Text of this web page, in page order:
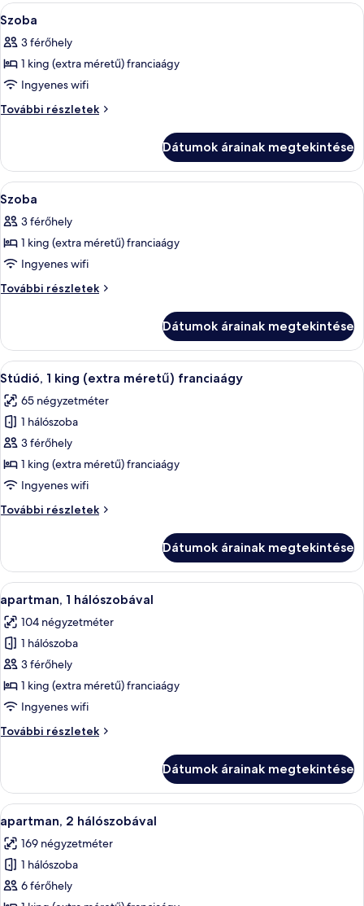
A
következő
szoba
összes
képének
megtekintése:
Egy modern előtér központi
1
Szoba
3 férőhely
1 king (extra méretű) franciaágy
Ingyenes wifi
További részletek
Szoba
Dátumok árainak megtekintése
A
következő
szoba
összes
képének
megtekintése:
Egy modern szállodaszoba,
5
Szoba
3 férőhely
1 king (extra méretű) franciaágy
Ingyenes wifi
További részletek
Szoba
Dátumok árainak megtekintése
A
következő
szoba
összes
képének
megtekintése:
Stúdió,
king
franciaágy
Egy szállodai szoba, amelyben egy
10
Stúdió, 1 king (extra méretű) franciaágy
65 négyzetméter
1 hálószoba
3 férőhely
1 king (extra méretű) franciaágy
Ingyenes wifi
További részletek
Stúdió,
méretű)
franciaágy
további
részletei
Dátumok árainak megtekintése
A
következő
szoba
összes
képének
megtekintése:
apartman,
hálószobával
Prémium ágynemű, memóriahabos
14
apartman, 1 hálószobával
104 négyzetméter
1 hálószoba
3 férőhely
1 king (extra méretű) franciaágy
Ingyenes wifi
További részletek
apartman,
részletei
Dátumok árainak megtekintése
A
következő
szoba
összes
képének
Prémium ágynemű, memóriahabos
9
apartman, 2 hálószobával
169 négyzetméter
1 hálószoba
6 férőhely